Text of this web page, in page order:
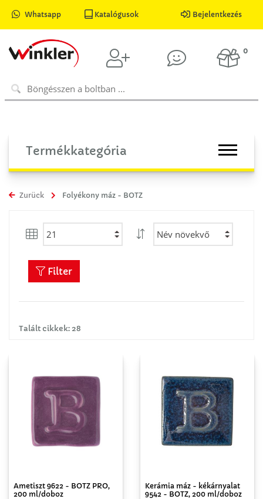
Whatsapp Katalógusok Bejelentkezés
0
Termékkategória
Zurück Folyékony máz - BOTZ
Talált cikkek: 28
Filter
Ametiszt 9622 - BOTZ PRO,
200 ml/doboz
Kerámia máz - kékárnyalat
9542 - BOTZ, 200 ml/doboz